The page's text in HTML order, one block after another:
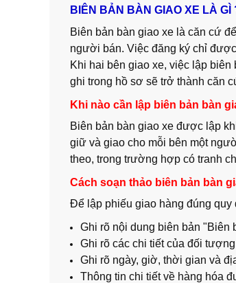
BIÊN BẢN BÀN GIAO XE LÀ GÌ
Biên bản bàn giao xe là căn cứ
người bán. Việc đăng ký chỉ
Khi hai bên giao xe, việc lập
ghi trong hồ sơ sẽ trở thành căn
Khi nào cần lập biên bản bàn
Biên bản bàn giao xe được lập
giữ và giao cho mỗi bên một
theo, trong trường hợp có tranh
Cách soạn thảo biên bản bàn
Để lập phiếu giao hàng đúng quy
Ghi rõ nội dung biên bản "Biên
Ghi rõ các chi tiết của đối
Ghi rõ ngày, giờ, thời gian và
Thông tin chi tiết về hàng hóa